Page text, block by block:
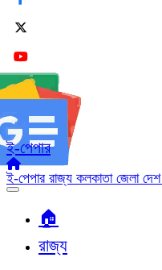
ই-পেপার
ই-পেপার রাজ্য কলকাতা জেলা দেশ
🏠︎
রাজ্য